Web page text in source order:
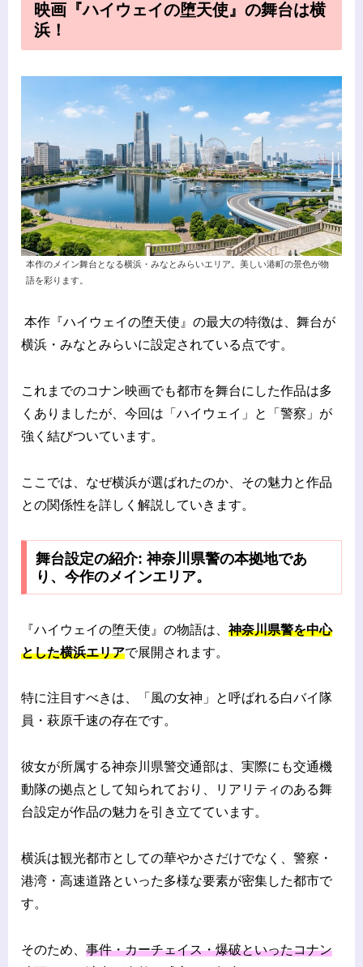
映画『ハイウェイの堕天使』の舞台は横
浜！
本作のメイン舞台となる横浜・みなとみらいエリア。美しい港町の景色が物
語を彩ります。
本作『ハイウェイの堕天使』の最大の特徴は、舞台が
横浜・みなとみらいに設定されている点です。
これまでのコナン映画でも都市を舞台にした作品は多
くありましたが、今回は「ハイウェイ」と「警察」が
強く結びついています。
ここでは、なぜ横浜が選ばれたのか、その魅力と作品
との関係性を詳しく解説していきます。
舞台設定の紹介: 神奈川県警の本拠地であ
り、今作のメインエリア。
『ハイウェイの堕天使』の物語は、神奈川県警を中心
とした横浜エリアで展開されます。
特に注目すべきは、「風の女神」と呼ばれる白バイ隊
員・萩原千速の存在です。
彼女が所属する神奈川県警交通部は、実際にも交通機
動隊の拠点として知られており、リアリティのある舞
台設定が作品の魅力を引き立てています。
横浜は観光都市としての華やかさだけでなく、警察・
港湾・高速道路といった多様な要素が密集した都市で
す。
そのため、 事件・カーチェイス・爆破といったコナン